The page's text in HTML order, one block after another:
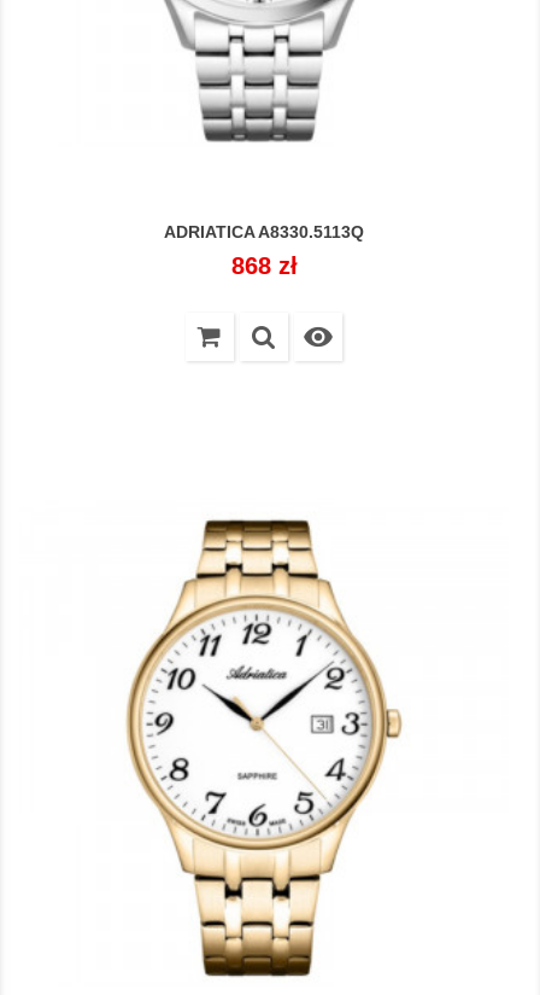
ADRIATICA A8330.5113Q
Cena
868 zł
